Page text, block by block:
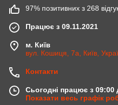
97% позитивних з 268
Працює з 09.11.2021
м. Київ
вул. Кошиця, 7а, Київ,
Контакти
Сьогодні працює з 09:00
Показати весь графік